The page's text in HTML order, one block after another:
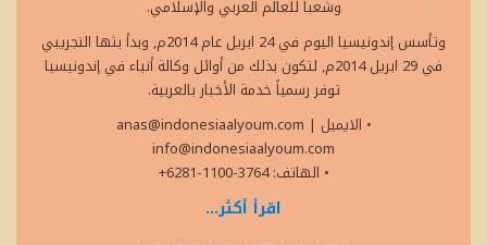
وشعبا للعالم العربي والإسلامي.
وتأسس إندونيسيا اليوم في 24 ابريل عام 2014م, وبدأ بثها التجريبي
في 29 ابريل 2014م, لتكون بذلك من أوائل وكالة أنباء في إندونيسيا
توفر رسمياً خدمة الأخبار بالعربية.
• الايميل
anas@indonesiaalyoum.com |
info@indonesiaalyoum.com
• الهاتف: 3764-1100-6281+
اقرأ أكثر...